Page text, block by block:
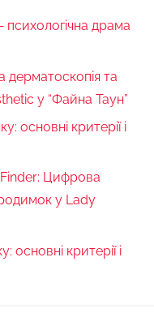
драма
та
у “Файна Таун”
основні критерії і
Цифрова
у Lady
основні критерії і